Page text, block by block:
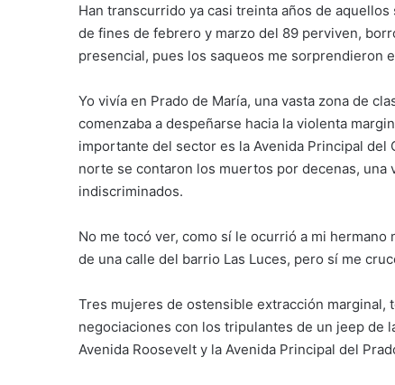
Han transcurrido ya casi treinta años de
de fines de febrero y marzo del 89 perviven,
presencial, pues los saqueos me sorprendieron
Yo vivía en Prado de María, una vasta zona de
comenzaba a despeñarse hacia la violenta
importante del sector es la Avenida Principal
norte se contaron los muertos por decenas,
indiscriminados.
No me tocó ver, como sí le ocurrió a mi
de una calle del barrio Las Luces, pero sí me
Tres mujeres de ostensible extracción marginal,
negociaciones con los tripulantes de un jeep de
Avenida Roosevelt y la Avenida Principal del